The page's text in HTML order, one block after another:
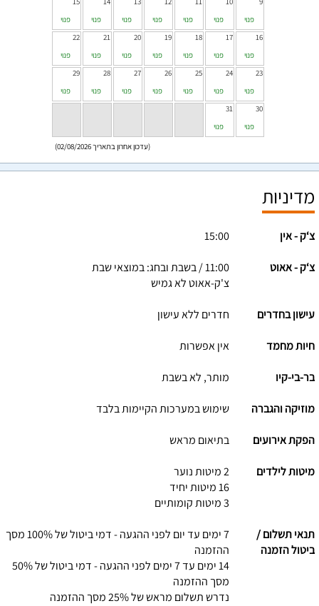
פנוי
פנוי
פנוי
פנוי
פנוי
פנוי
פנוי
16
פנוי
17
פנוי
18
פנוי
19
פנוי
20
פנוי
21
פנוי
22
פנוי
23
פנוי
24
פנוי
25
פנוי
26
פנוי
27
פנוי
28
פנוי
29
פנוי
30
פנוי
31
פנוי
(עדכון אחרון בתאריך 02/08/2026)
מדיניות
צ‘ק - אין 15:00
צ‘ק - אאוט
11:00 / בשבת ובחג: במוצאי שבת
צ'ק-אאוט לא גמיש
עישון בחדרים חדרים ללא עישון
חיות מחמד אין אפשרות
בר-בי-קיו מותר, לא בשבת
מוזיקה והגברה שימוש במערכות הקיימות בלבד
הפקת אירועים בתיאום מראש
מיטות לילדים
2 מיטות נוער
16 מיטות יחיד
3 מיטות קומותיים
תנאי תשלום /
ביטול הזמנה
7 ימים עד יום לפני ההגעה - דמי ביטול של 100% מסך
ההזמנה
14 ימים עד 7 ימים לפני ההגעה - דמי ביטול של 50%
מסך ההזמנה
נדרש תשלום מראש של 25% מסך ההזמנה